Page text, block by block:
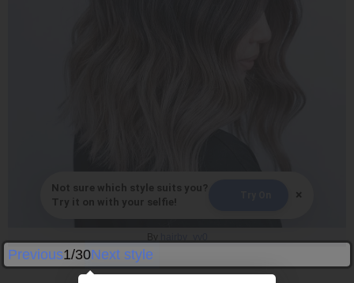
Not sure which style suits you?
Try it on with your selfie!
×
Previous1/30Next style